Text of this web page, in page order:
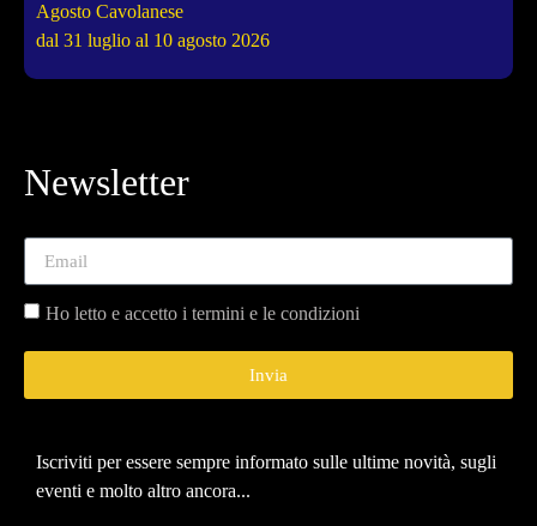
Agosto Cavolanese
dal 31 luglio al 10 agosto 2026
Newsletter
Ho letto e accetto i termini e le condizioni
Invia
Iscriviti per essere sempre informato sulle ultime novità, sugli
eventi e molto altro ancora...